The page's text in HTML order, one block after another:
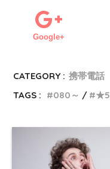
Google+
CATEGORY : 携帯電話
TAGS :
080～ ★5